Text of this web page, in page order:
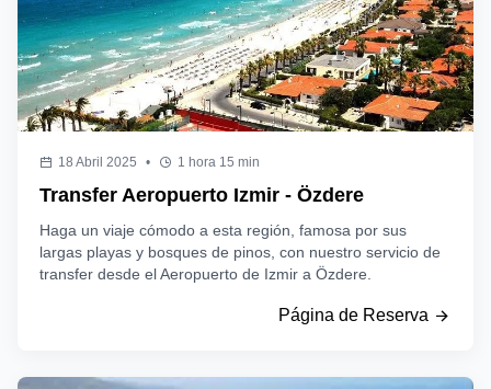
18 Abril 2025 • 1 hora 15 min
Transfer Aeropuerto Izmir - Özdere
Haga un viaje cómodo a esta región, famosa por sus
largas playas y bosques de pinos, con nuestro servicio de
transfer desde el Aeropuerto de Izmir a Özdere.
Página de Reserva